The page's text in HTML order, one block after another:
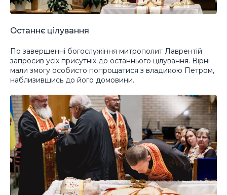
Останнє цілування
По завершенні богослужіння митрополит Лаврентій
запросив усіх присутніх до останнього цілування. Вірні
мали змогу особисто попрощатися з владикою Петром,
наблизившись до його домовини.